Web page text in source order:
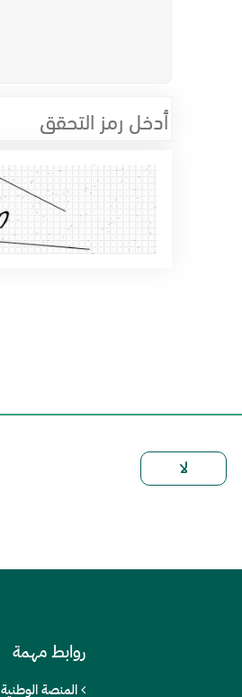
روابط مهمة
المنصة الوطنية